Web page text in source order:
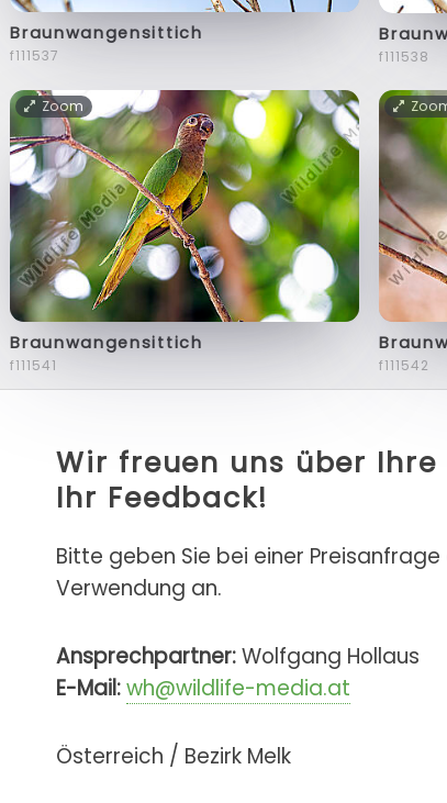
Braunwangensittich
f111537 f111538
Zoom
Braunwangensittich
f111541 f111542
Wir freuen uns über
Ihr Feedback!
Bitte geben Sie bei einer
Verwendung an.
Ansprechpartner:Wolfgang Hollaus
E-Mail:wh@wildlife-media.at
Österreich / Bezirk Melk